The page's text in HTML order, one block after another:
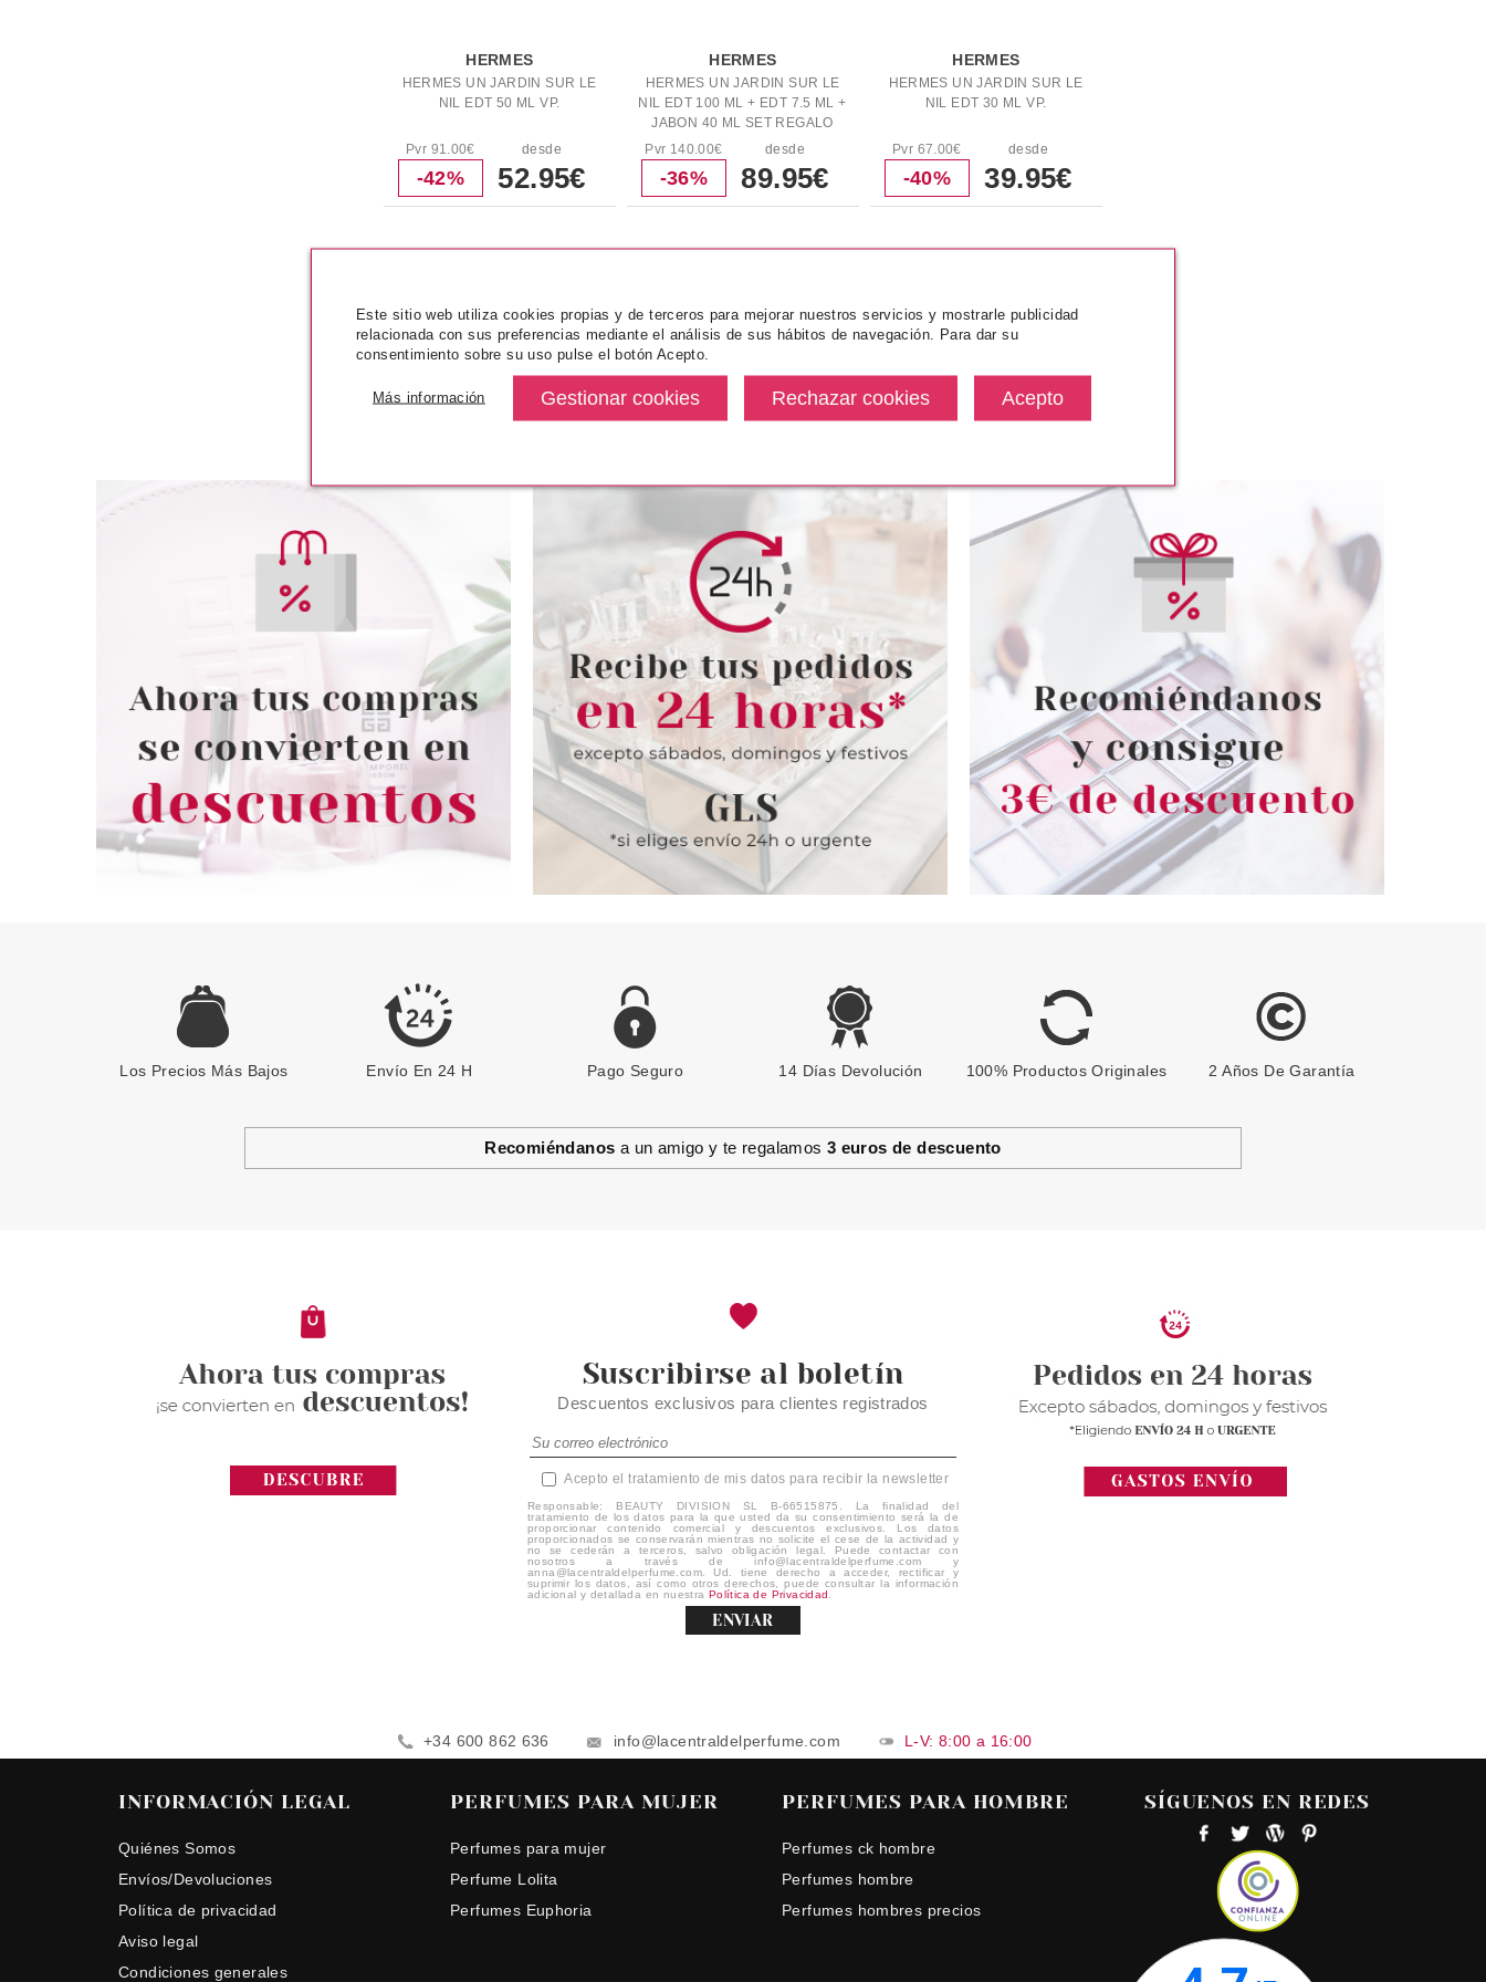
HERMES
HERMES UN JARDIN SUR LE
NIL EDT 50 ML VP.
Pvr 91.00€
-42%
desde
52.95€
HERMES
HERMES UN JARDIN SUR LE
NIL EDT 100 ML + EDT 7.5 ML +
JABON 40 ML SET REGALO
Pvr 140.00€
-36%
desde
89.95€
HERMES
HERMES UN JARDIN SUR LE
NIL EDT 30 ML VP.
Pvr 67.00€
-40%
desde
39.95€
HERMES EAU D´ORANGE
REGALO
Pvr 130.00€ desde
84.99€
HERMES
HERMES H24 EDT 100 ML +
MINI 12.5 ML SET REGALO
Pvr 111.00€
-29% 78.99€
HERMES
HERMES EAU DE
PAMPLEMOUSSE ROSE EDC
100 ML
Pvr 114.00€
-45%
desde
62.95€
HERMES TERRE D'HERMES
EAU GIVREE EDP 50 ML VAPO
RECARGABLE
Pvr 95.00€
-37%
desde
59.99€
HERMES LE JARDIN DE
MONSIEUR LI EDT 50 ML
Pvr 91.00€
-43%
desde
Pvr 114.00€ desde
Los Precios Más Bajos Envío En 24 H Pago Seguro 14 Días Devolución 100% Productos Originales 2 Años De Garantía
Recomiéndanos a un amigo y te regalamos 3 euros de descuento
Suscribirse al boletín
Descuentos exclusivos para clientes registrados
Acepto el tratamiento de mis datos para recibir la newsletter
Responsable: BEAUTY DIVISION SL B-66515875. La finalidad del
tratamiento de los datos para la que usted da su consentimiento será la de
proporcionar contenido comercial y descuentos exclusivos. Los datos
proporcionados se conservarán mientras no solicite el cese de la actividad y
no se cederán a terceros, salvo obligación legal. Puede contactar con
nosotros a través de info@lacentraldelperfume.com y
anna@lacentraldelperfume.com. Ud. tiene derecho a acceder, rectificar y
suprimir los datos, así como otros derechos, puede consultar la información
adicional y detallada en nuestra Política de Privacidad
ENVIAR
+34 600 862 636 info@lacentraldelperfume.com L-V: 8:00 a 16:00
INFORMACIÓN LEGAL
Quiénes Somos
Envíos/Devoluciones
Política de privacidad
Aviso legal
Condiciones generales
PERFUMES PARA MUJER
Perfumes para mujer
Perfume Lolita
Perfumes Euphoria
PERFUMES PARA HOMBRE
Perfumes ck hombre
Perfumes hombre
Perfumes hombres precios
SÍGUENOS EN REDES
Este sitio web utiliza cookies propias y de terceros para mejorar nuestros servicios y mostrarle publicidad
relacionada con sus preferencias mediante el análisis de sus hábitos de navegación. Para dar su
consentimiento sobre su uso pulse el botón Acepto.
Más información